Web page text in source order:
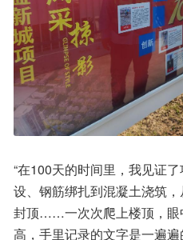
“在100天的时间里，我见证
设、钢筋绑扎到混凝土浇筑
封顶……一次次爬上楼顶，眼
高，手里记录的文字是一遍